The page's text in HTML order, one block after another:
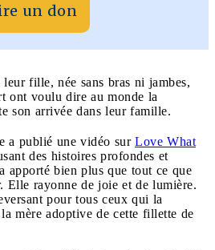
un don
fille, née sans bras ni jambes,
ont voulu dire au monde la
son arrivée dans leur famille.
a publié une vidéo sur Love What
des histoires profondes et
apporté bien plus que tout ce que
Elle rayonne de joie et de lumière.
pour tous ceux qui la
mère adoptive de cette fillette de